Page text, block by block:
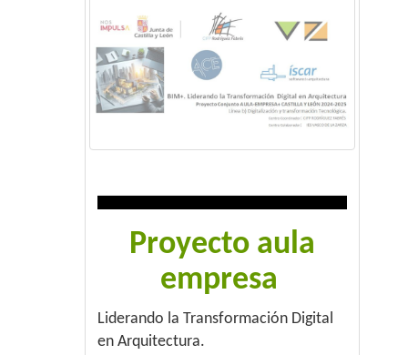
Proyecto aula
empresa
Liderando la Transformación Digital
en Arquitectura.